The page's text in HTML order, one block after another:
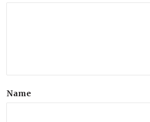
Name